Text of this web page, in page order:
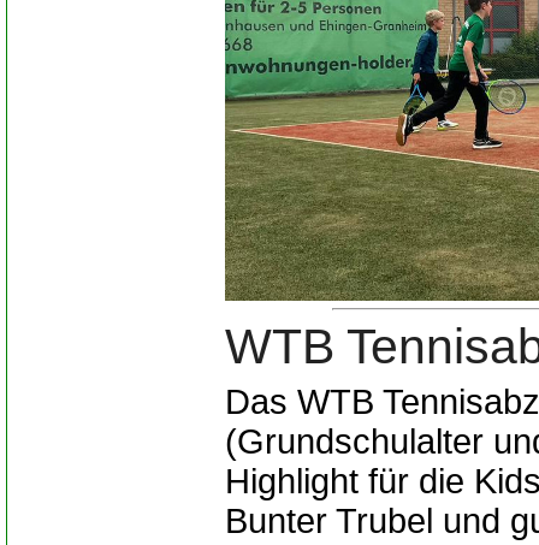
WTB
Das WTB
(Grundschulalter
Highlight für die
Bunter Trubel und